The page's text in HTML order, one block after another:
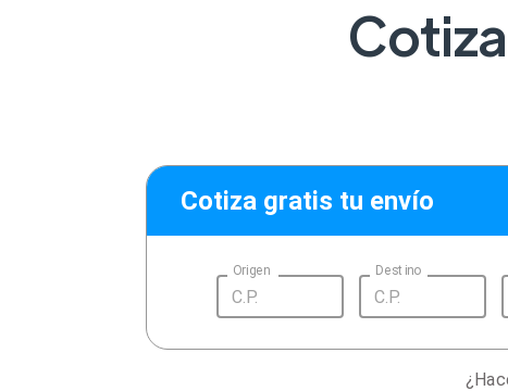
Cotiza gratis tu envío
Origen Destino